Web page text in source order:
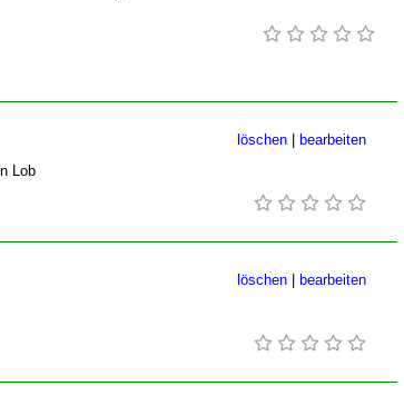
bearbeiten
löschen
Lob
bearbeiten
löschen